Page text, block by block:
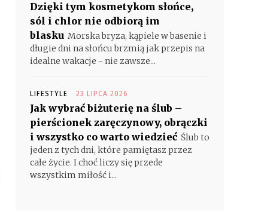
Dzięki tym kosmetykom słońce,
sól i chlor nie odbiorą im
blasku Morska bryza, kąpiele w basenie i
długie dni na słońcu brzmią jak przepis na
idealne wakacje - nie zawsze...
LIFESTYLE 23 LIPCA 2026
Jak wybrać biżuterię na ślub –
pierścionek zaręczynowy, obrączki
i wszystko co warto wiedzieć Ślub to
jeden z tych dni, które pamiętasz przez
całe życie. I choć liczy się przede
wszystkim miłość i...